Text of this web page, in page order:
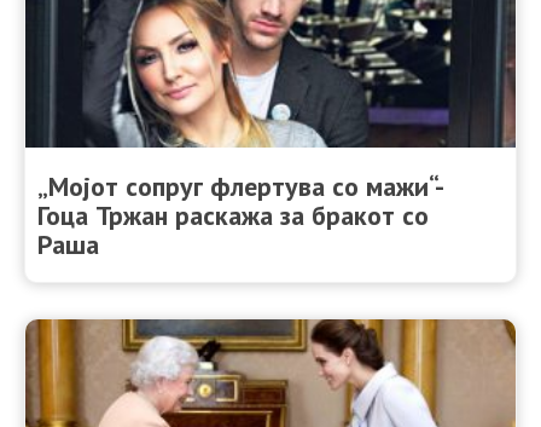
„Мојот сопруг флертува со мажи“-
Гоца Тржан раскажа за бракот со
Раша